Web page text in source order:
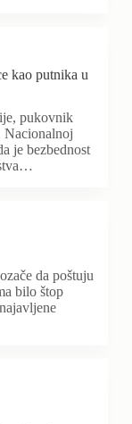
kao putnika u
pukovnik
Nacionalnoj
je bezbednost
da poštuju
bilo štop